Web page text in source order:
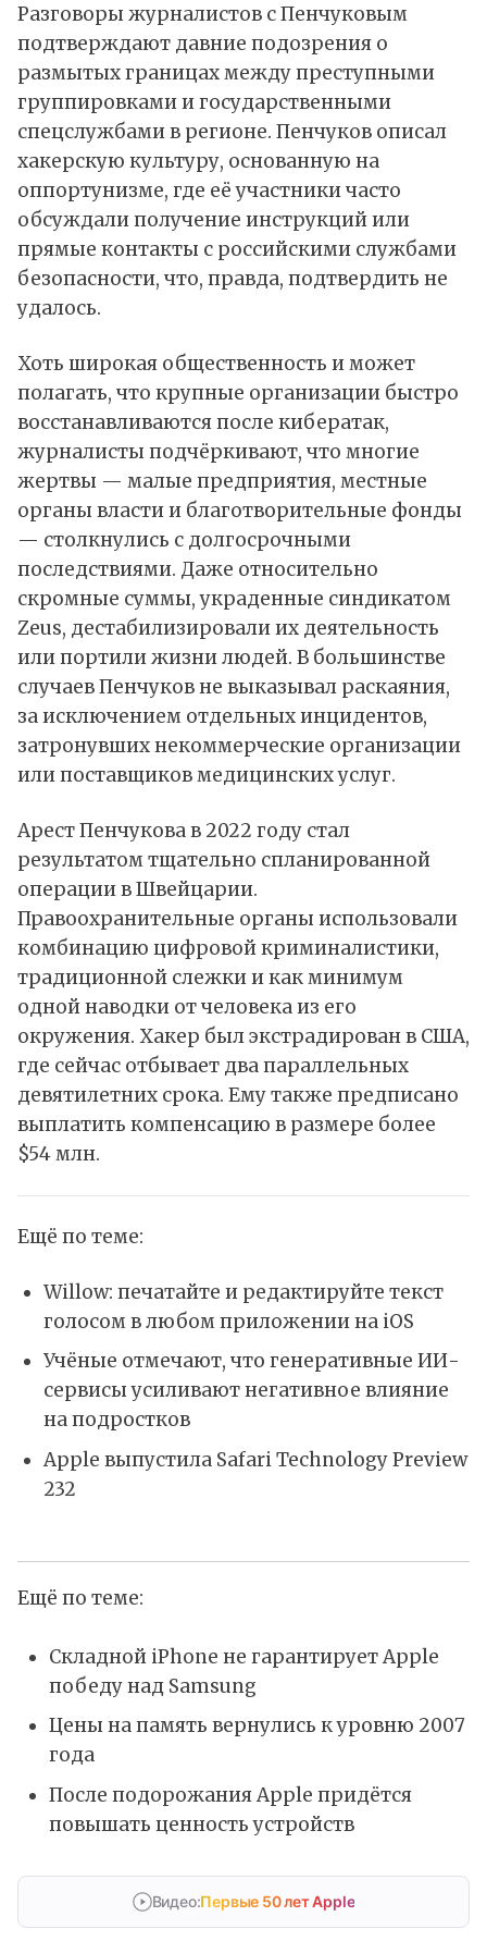
Разговоры журналистов с Пенчуковым
подтверждают давние подозрения о
размытых границах между преступными
группировками и государственными
спецслужбами в регионе. Пенчуков описал
хакерскую культуру, основанную на
оппортунизме, где её участники часто
обсуждали получение инструкций или
прямые контакты с российскими службами
безопасности, что, правда, подтвердить не
удалось.
Хоть широкая общественность и может
полагать, что крупные организации быстро
восстанавливаются после кибератак,
журналисты подчёркивают, что многие
жертвы — малые предприятия, местные
органы власти и благотворительные фонды
— столкнулись с долгосрочными
последствиями. Даже относительно
скромные суммы, украденные синдикатом
Zeus, дестабилизировали их деятельность
или портили жизни людей. В большинстве
случаев Пенчуков не выказывал раскаяния,
за исключением отдельных инцидентов,
затронувших некоммерческие организации
или поставщиков медицинских услуг.
Арест Пенчукова в 2022 году стал
результатом тщательно спланированной
операции в Швейцарии.
Правоохранительные органы использовали
комбинацию цифровой криминалистики,
традиционной слежки и как минимум
одной наводки от человека из его
окружения. Хакер был экстрадирован в США,
где сейчас отбывает два параллельных
девятилетних срока. Ему также предписано
выплатить компенсацию в размере более
$54 млн.
Ещё по теме:
Willow: печатайте и редактируйте текст
голосом в любом приложении на iOS
Учёные отмечают, что генеративные ИИ-
сервисы усиливают негативное влияние
на подростков
Apple выпустила Safari Technology Preview
232
Ещё по теме:
Складной iPhone не гарантирует Apple
победу над Samsung
Цены на память вернулись к уровню 2007
года
После подорожания Apple придётся
повышать ценность устройств
Видео:Первые 50 лет Apple